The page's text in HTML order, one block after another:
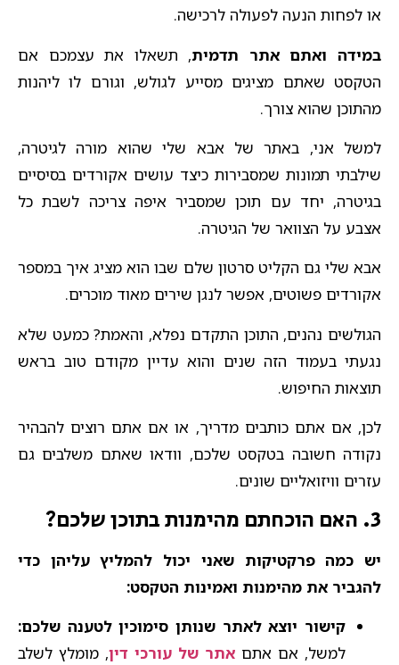
או לפחות הנעה לפעולה לרכישה.
במידה ואתם אתר תדמית, תשאלו את עצמכם אם
הטקסט שאתם מציגים מסייע לגולש, וגורם לו ליהנות
מהתוכן שהוא צורך.
למשל אני, באתר של אבא שלי שהוא מורה לגיטרה,
שילבתי תמונות שמסבירות כיצד עושים אקורדים בסיסיים
בגיטרה, יחד עם תוכן שמסביר איפה צריכה לשבת כל
אצבע על הצוואר של הגיטרה.
אבא שלי גם הקליט סרטון שלם שבו הוא מציג איך במספר
אקורדים פשוטים, אפשר לנגן שירים מאוד מוכרים.
הגולשים נהנים, התוכן התקדם נפלא, והאמת? כמעט שלא
נגעתי בעמוד הזה שנים והוא עדיין מקודם טוב בראש
תוצאות החיפוש.
לכן, אם אתם כותבים מדריך, או אם אתם רוצים להבהיר
נקודה חשובה בטקסט שלכם, וודאו שאתם משלבים גם
עזרים וויזואליים שונים.
3. האם הוכחתם מהימנות בתוכן שלכם?
יש כמה פרקטיקות שאני יכול להמליץ עליהן כדי
להגביר את מהימנות ואמינות הטקסט:
קישור יוצא לאתר שנותן סימוכין לטענה שלכם:
למשל, אם אתם אתר של עורכי דין, מומלץ לשלב